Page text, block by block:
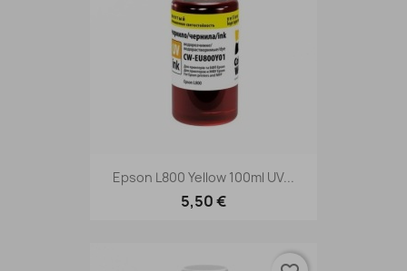
Epson L800 Yellow 100ml UV...
5,50 €